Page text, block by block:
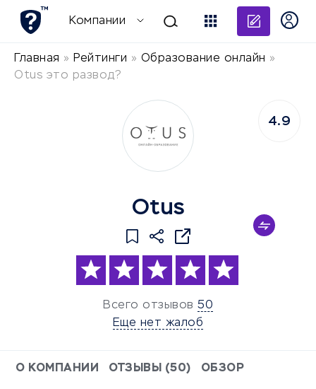
Компании
Главная » Рейтинги » Образование онлайн »
Otus это развод?
Otus
Всего отзывов 50
Еще нет жалоб
4.9
О КОМПАНИИ ОТЗЫВЫ (50) ОБЗОР